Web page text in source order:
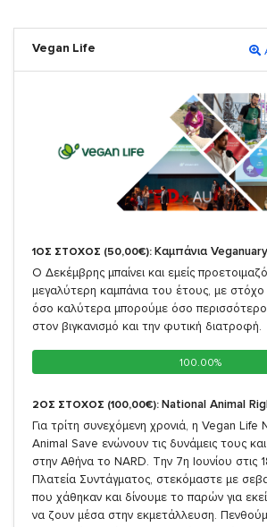
Vegan Life
1ΟΣ ΣΤΟΧΟΣ (50,00€): Καμπάνια Veganuary
Ο Δεκέμβρης μπαίνει και εμείς
μεγαλύτερη καμπάνια του έτους, με
όσο καλύτερα μπορούμε όσο
στον βιγκανισμό και την φυτική διατροφή.
100.00%
100.00%
2ΟΣ ΣΤΟΧΟΣ (100,00€): National Animal
Για τρίτη συνεχόμενη χρονιά, η Vegan Life
Animal Save ενώνουν τις δυνάμεις τους
στην Αθήνα το NARD. Την 7η Ιουνίου στις
Πλατεία Συντάγματος, στεκόμαστε με
που χάθηκαν και δίνουμε το παρών για
να ζουν μέσα στην εκμετάλλευση.